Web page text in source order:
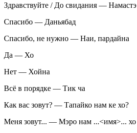
Здравствуйте / До свидания — Намастэ
Спасибо — Даньябад
Спасибо, не нужно — Наи, пардайна
Да — Хо
Нет — Хойна
Всё в порядке — Тик ча
Как вас зовут? — Тапайко нам ке хо?
Меня зовут... — Мэро нам ...<имя>... хо